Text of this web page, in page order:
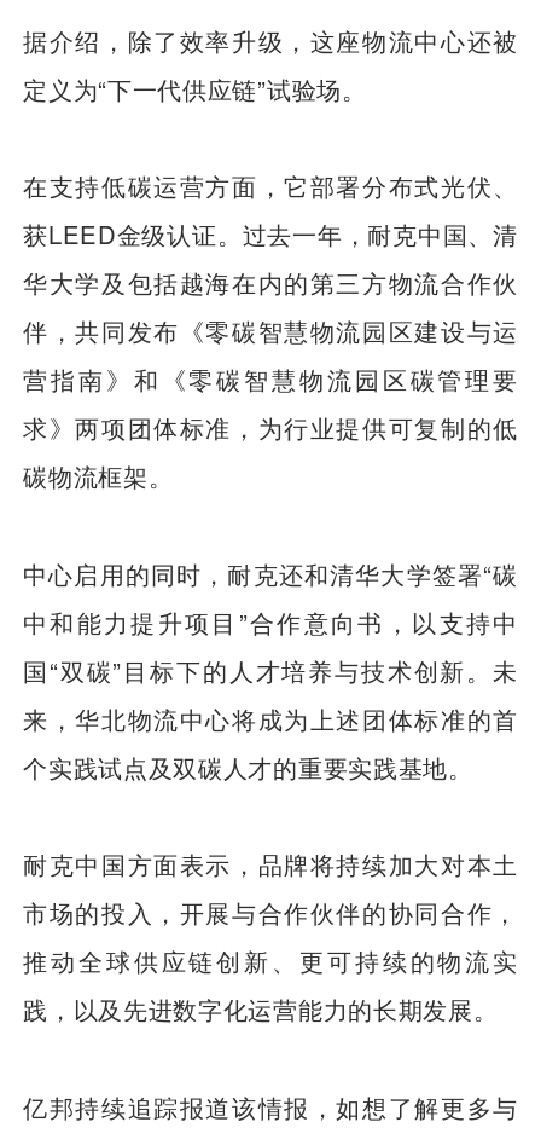
据介绍，除了效率升级，这座物流中心还被
定义为“下一代供应链”试验场。
在支持低碳运营方面，它部署分布式光伏、
获LEED金级认证。过去一年，耐克中国、清
华大学及包括越海在内的第三方物流合作伙
伴，共同发布《零碳智慧物流园区建设与运
营指南》和《零碳智慧物流园区碳管理要
求》两项团体标准，为行业提供可复制的低
碳物流框架。
中心启用的同时，耐克还和清华大学签署“碳
中和能力提升项目”合作意向书，以支持中
国“双碳”目标下的人才培养与技术创新。未
来，华北物流中心将成为上述团体标准的首
个实践试点及双碳人才的重要实践基地。
耐克中国方面表示，品牌将持续加大对本土
市场的投入，开展与合作伙伴的协同合作，
推动全球供应链创新、更可持续的物流实
践，以及先进数字化运营能力的长期发展。
亿邦持续追踪报道该情报，如想了解更多与